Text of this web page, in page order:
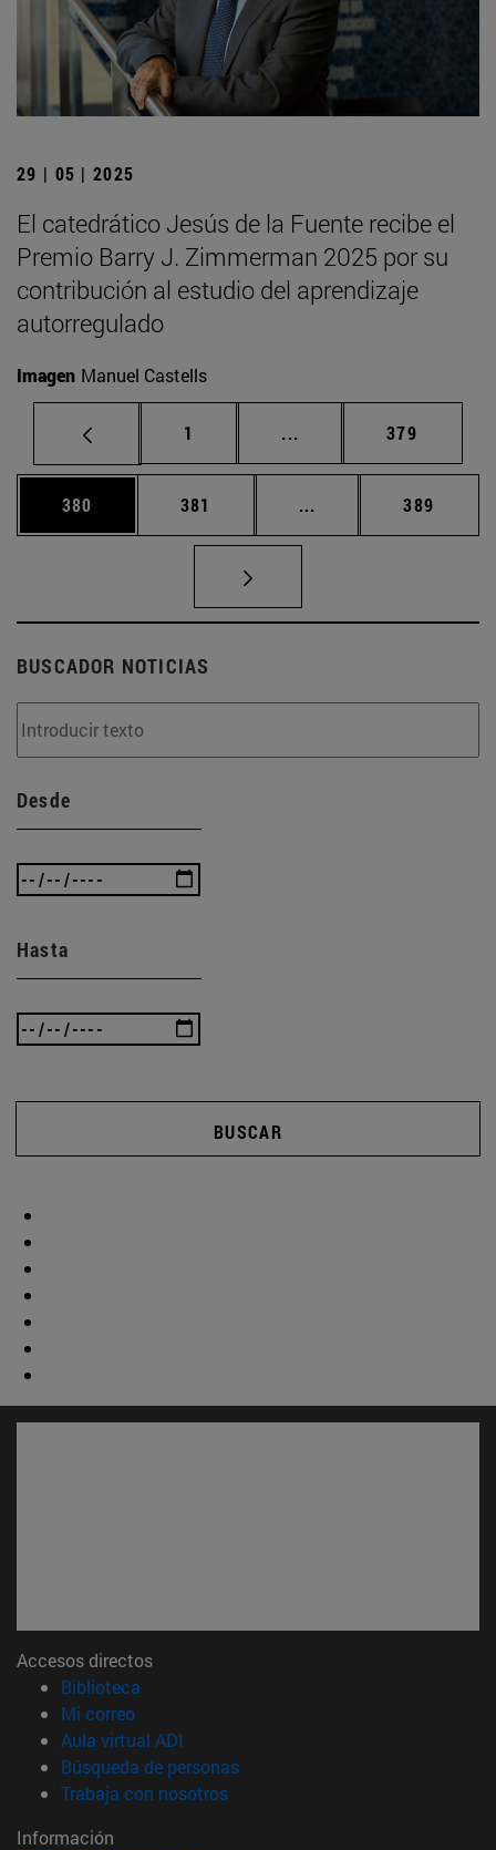
29 | 05 | 2025
El catedrático Jesús de la Fuente recibe el
Premio Barry J. Zimmerman 2025 por su
contribución al estudio del aprendizaje
autorregulado
Imagen Manuel Castells
Página
1 ... Páginas intermedias
Página
379
Página
380 Página
381 ... Páginas intermedias
Página
389
BUSCADOR NOTICIAS
Desde
Hasta
BUSCAR
Accesos directos
Biblioteca
Mi correo(abre en nueva ventana)
Aula virtual ADI
Búsqueda de personas(abre en nueva ventana)
Trabaja con nosotros(abre en nueva ventana)
Información